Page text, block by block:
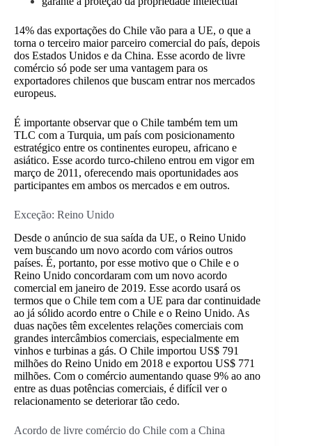
14% das exportações do Chile vão para a UE, o que a
torna o terceiro maior parceiro comercial do país, depois
dos Estados Unidos e da China. Esse acordo de livre
comércio só pode ser uma vantagem para os
exportadores chilenos que buscam entrar nos mercados
europeus.
É importante observar que o Chile também tem um
TLC com a Turquia, um país com posicionamento
estratégico entre os continentes europeu, africano e
asiático. Esse acordo turco-chileno entrou em vigor em
março de 2011, oferecendo mais oportunidades aos
participantes em ambos os mercados e em outros.
Exceção: Reino Unido
Desde o anúncio de sua saída da UE, o Reino Unido
vem buscando um novo acordo com vários outros
países. É, portanto, por esse motivo que o Chile e o
Reino Unido concordaram com um novo acordo
comercial em janeiro de 2019. Esse acordo usará os
termos que o Chile tem com a UE para dar continuidade
ao já sólido acordo entre o Chile e o Reino Unido. As
duas nações têm excelentes relações comerciais com
grandes intercâmbios comerciais, especialmente em
vinhos e turbinas a gás. O Chile importou US$ 791
milhões do Reino Unido em 2018 e exportou US$ 771
milhões. Com o comércio aumentando quase 9% ao ano
entre as duas potências comerciais, é difícil ver o
relacionamento se deteriorar tão cedo.
Acordo de livre comércio do Chile com a China